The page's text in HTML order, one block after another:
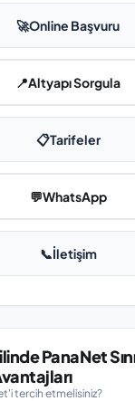
🚀Online Başvuru
📍Altyapı Sorgula
📋Tarifeler
💬WhatsApp
📞İletişim
PanaNet
tercih etmelisiniz?